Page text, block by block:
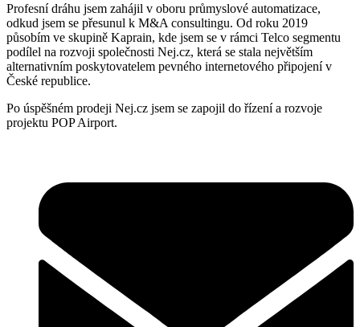
Profesní dráhu jsem zahájil v oboru průmyslové automatizace,
odkud jsem se přesunul k M&A consultingu. Od roku 2019
působím ve skupině Kaprain, kde jsem se v rámci Telco segmentu
podílel na rozvoji společnosti Nej.cz, která se stala největším
alternativním poskytovatelem pevného internetového připojení v
České republice.
Po úspěšném prodeji Nej.cz jsem se zapojil do řízení a rozvoje
projektu POP Airport.